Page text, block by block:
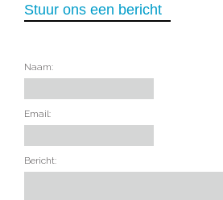
HOME
OVER FMT
VERDERVERWERKING
Stuur ons een bericht
Naam:
Email:
Bericht: